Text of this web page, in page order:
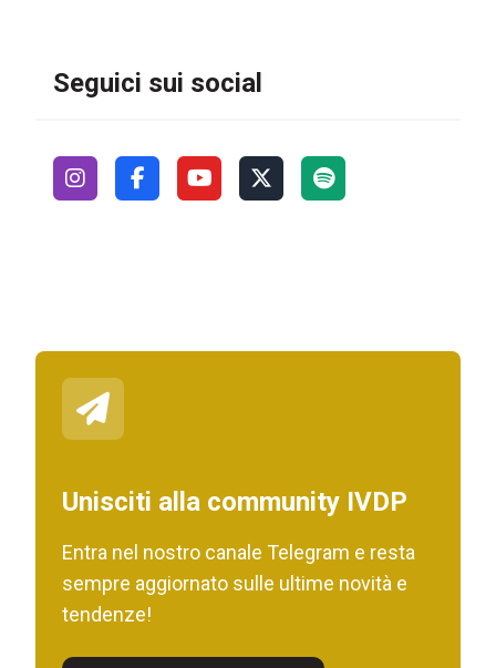
Seguici sui social
Unisciti alla community IVDP
Entra nel nostro canale Telegram e resta
sempre aggiornato sulle ultime novità e
tendenze!